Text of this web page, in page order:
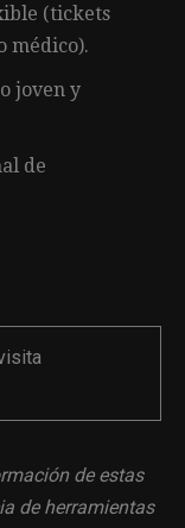
(tickets
médico).
joven y
de
de estas
de herramientas